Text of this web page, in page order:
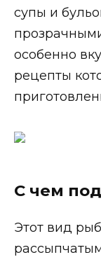
супы и
особенно
рецепты
С чем
Этот вид